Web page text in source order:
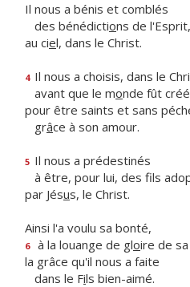
Il nous a bénis et comblés
des bénédictions de
au ciel, dans le Christ.
4 Il nous a choisis, dans le
avant que le monde fût
pour être saints et sans
grâce à son amour.
5 Il nous a prédestinés
à être, pour lui, des fls
par Jésus, le Christ.
Ainsi l'a voulu sa bonté,
6 à la louange de gloire de
la grâce qu'il nous a faite
dans le Fils bien-aimé.